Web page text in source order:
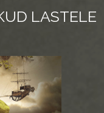
LASTELE